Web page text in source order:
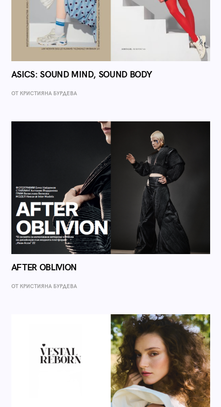
ASICS: SOUND MIND, SOUND BODY
ОТ КРИСТИЯНА БУРДЕВА
AFTER OBLIVION
ОТ КРИСТИЯНА БУРДЕВА